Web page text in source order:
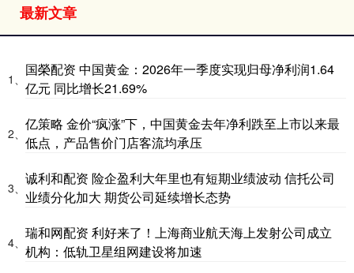
最新文章
1、
国榮配资 中国黄金：2026年一季度实现归母净利润1.64
亿元 同比增长21.69%
2、
亿策略 金价“疯涨”下，中国黄金去年净利跌至上市以来最
低点，产品售价门店客流均承压
3、
诚利和配资 险企盈利大年里也有短期业绩波动 信托公司
业绩分化加大 期货公司延续增长态势
4、
瑞和网配资 利好来了！上海商业航天海上发射公司成立
机构：低轨卫星组网建设将加速